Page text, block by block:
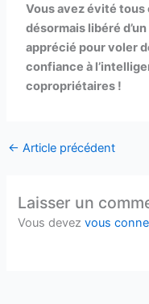
Vous avez évité tous
désormais libéré
apprécié pour voler
confiance à
copropriétaires !
← Article précédent
Laisser un
Vous devezvous